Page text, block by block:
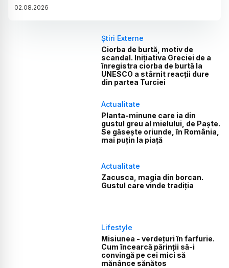
02.08.2026
Știri Externe
Ciorba de burtă, motiv de
scandal. Inițiativa Greciei de a
înregistra ciorba de burtă la
UNESCO a stârnit reacții dure
din partea Turciei
Actualitate
Planta-minune care ia din
gustul greu al mielului, de Paște.
Se găsește oriunde, în România,
mai puțin la piață
Actualitate
Zacusca, magia din borcan.
Gustul care vinde tradiția
Lifestyle
Misiunea - verdețuri în farfurie.
Cum încearcă părinții să-i
convingă pe cei mici să
mănânce sănătos